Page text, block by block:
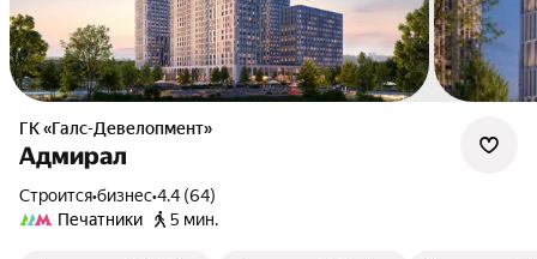
ГК «Галс-Девелопмент»
Адмирал
Строится•бизнес•4.4 (64)
Печатники
5 мин.